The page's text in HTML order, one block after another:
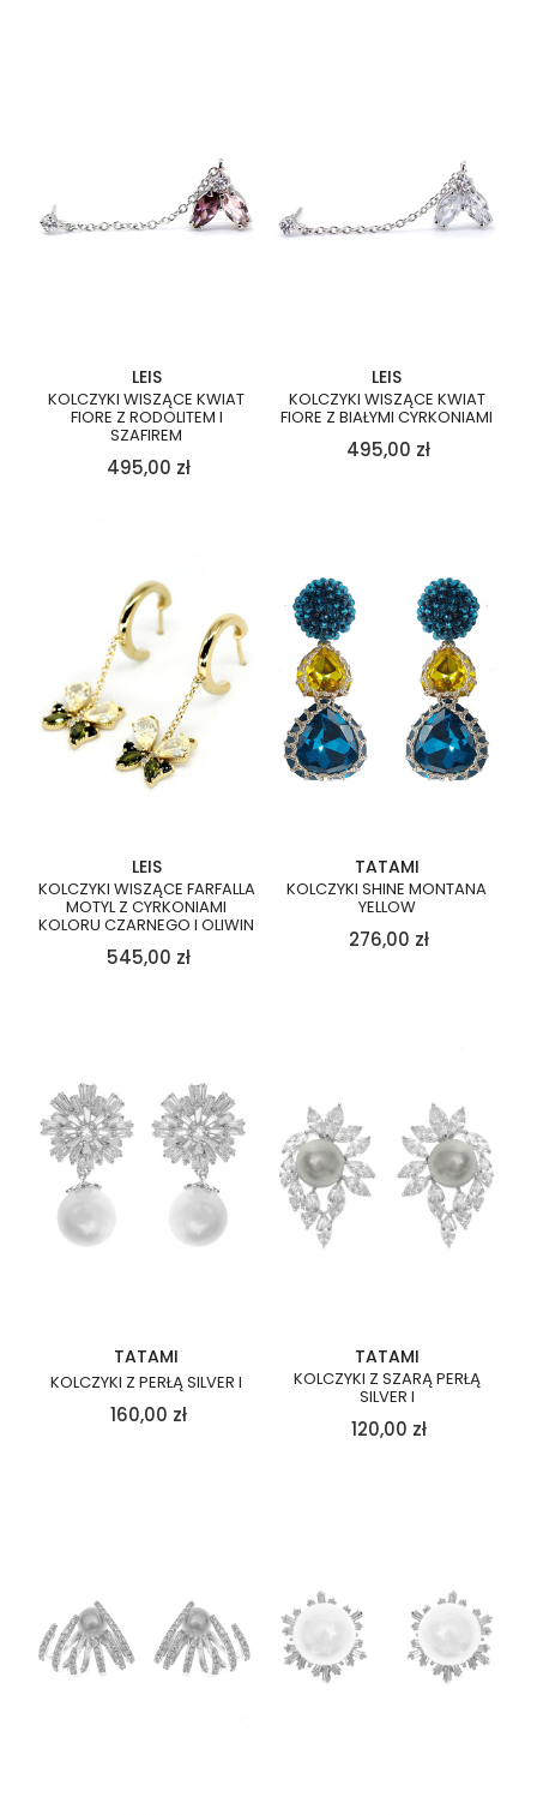
LEIS
KOLCZYKI WISZĄCE KWIAT
FIORE Z RODOLITEM I
SZAFIREM
495,00 zł
LEIS
KOLCZYKI WISZĄCE KWIAT
FIORE Z BIAŁYMI CYRKONIAMI
495,00 zł
LEIS
KOLCZYKI WISZĄCE FARFALLA
MOTYL Z CYRKONIAMI
KOLORU CZARNEGO I OLIWIN
545,00 zł
TATAMI
KOLCZYKI SHINE MONTANA
YELLOW
276,00 zł
TATAMI
KOLCZYKI Z PERŁĄ SILVER I
160,00 zł
TATAMI
KOLCZYKI Z SZARĄ PERŁĄ
SILVER I
120,00 zł